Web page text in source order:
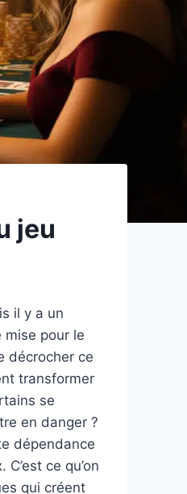
jeu
il y a un
mise pour le
décrocher ce
transformer
se
en danger ?
dépendance
ce qu’on
qui créent